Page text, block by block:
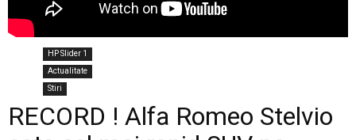
HP Slider 1
Actualitate
Stiri
RECORD ! Alfa Romeo Stelvio